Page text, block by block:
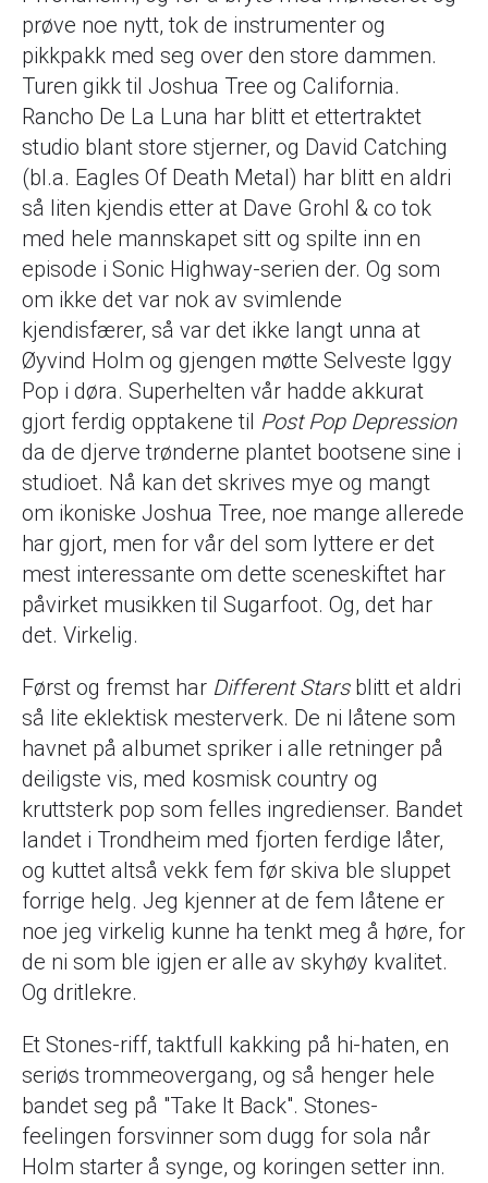
prøve noe nytt, tok de instrumenter og
pikkpakk med seg over den store dammen.
Turen gikk til Joshua Tree og California.
Rancho De La Luna har blitt et ettertraktet
studio blant store stjerner, og David Catching
(bl.a. Eagles Of Death Metal) har blitt en aldri
så liten kjendis etter at Dave Grohl & co tok
med hele mannskapet sitt og spilte inn en
episode i Sonic Highway-serien der. Og som
om ikke det var nok av svimlende
kjendisfærer, så var det ikke langt unna at
Øyvind Holm og gjengen møtte Selveste Iggy
Pop i døra. Superhelten vår hadde akkurat
gjort ferdig opptakene til Post Pop Depression
da de djerve trønderne plantet bootsene sine i
studioet. Nå kan det skrives mye og mangt
om ikoniske Joshua Tree, noe mange allerede
har gjort, men for vår del som lyttere er det
mest interessante om dette sceneskiftet har
påvirket musikken til Sugarfoot. Og, det har
det. Virkelig.
Først og fremst har Different Starsblitt et aldri
så lite eklektisk mesterverk. De ni låtene som
havnet på albumet spriker i alle retninger på
deiligste vis, med kosmisk country og
kruttsterk pop som felles ingredienser. Bandet
landet i Trondheim med fjorten ferdige låter,
og kuttet altså vekk fem før skiva ble sluppet
forrige helg. Jeg kjenner at de fem låtene er
noe jeg virkelig kunne ha tenkt meg å høre, for
de ni som ble igjen er alle av skyhøy kvalitet.
Og dritlekre.
Et Stones-riff, taktfull kakking på hi-haten, en
seriøs trommeovergang, og så henger hele
bandet seg på "Take It Back". Stones-
feelingen forsvinner som dugg for sola når
Holm starter å synge, og koringen setter inn.